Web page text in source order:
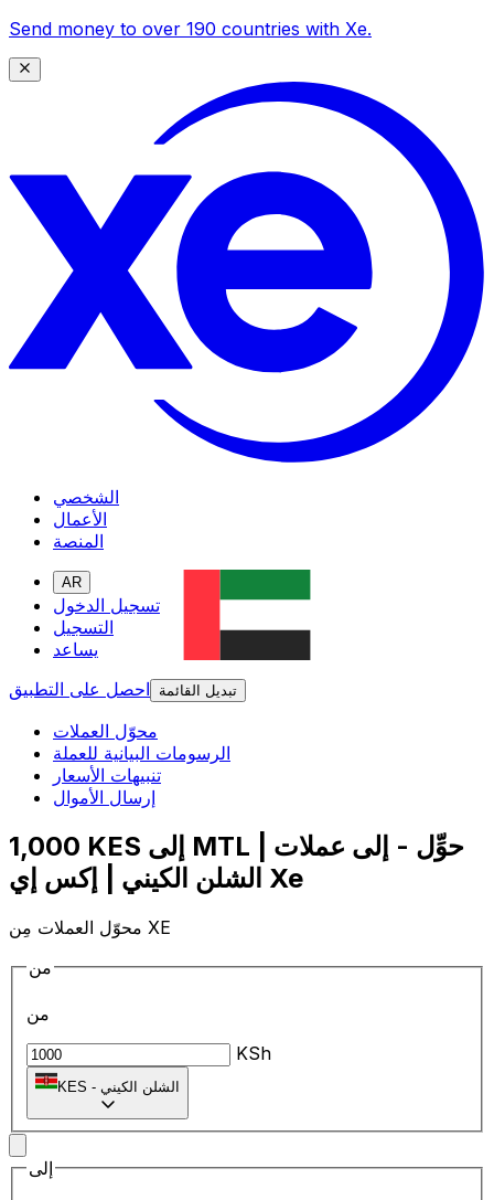
Send money to over 190 countries with Xe.
الشخصي
الأعمال
المنصة
AR
تسجيل الدخول
التسجيل
يساعد
احصل على التطبيق
تبديل القائمة
محوّل العملات
الرسومات البيانية للعملة
تنبيهات الأسعار
إرسال الأموال
1,000 KES إلى MTL | حوِّل - إلى عملات
الشلن الكيني | إكس إي Xe
محوّل العملات مِن XE
من
من
KSh
KES - الشلن الكيني
إلى